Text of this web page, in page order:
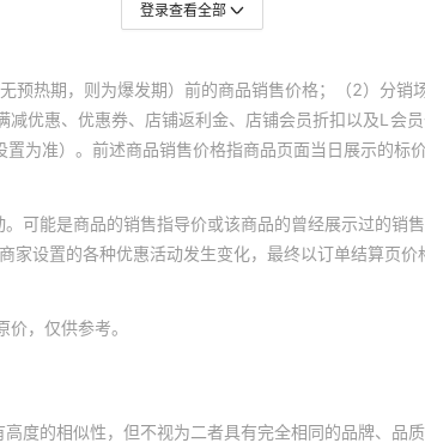
登录查看全部
预热期，则为爆发期）前的商品销售价格；（2）分
优惠、优惠券、店铺返利金、店铺会员折扣以及L会
为准）。前述商品销售价格指商品页面当日展示的
可能是商品的销售指导价或该商品的曾经展示过的销
设置的各种优惠活动发生变化，最终以订单结算页价
，仅供参考。
度的相似性，但不视为二者具有完全相同的品牌、品